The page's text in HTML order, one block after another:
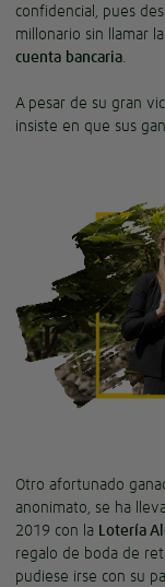
confidencial, pues
millonario sin llamar
cuenta bancaria.
A pesar de su gran
insiste en que sus
Otro afortunado
anonimato, se ha
2019 con la Lotería
regalo de boda de
pudiese irse con su